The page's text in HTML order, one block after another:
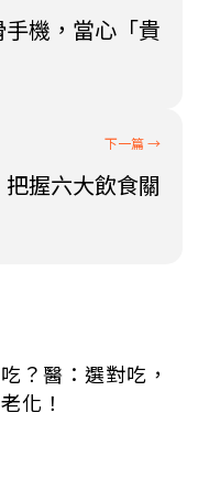
機，當心「貴
把握六大飲食關
？醫：選對吃，
化！